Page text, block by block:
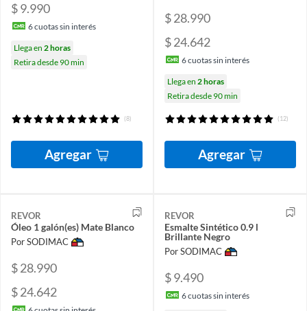
$ 9.990
6cuotas sin interés
Llega en 2 horas
Retira desde 90 min
(8)
Agregar
$ 28.990
$ 24.642
6cuotas sin interés
Llega en 2 horas
Retira desde 90 min
(12)
Agregar
REVOR
Óleo 1 galón(es) Mate Blanco
Por SODIMAC
$ 28.990
$ 24.642
REVOR
Esmalte Sintético 0.9 l
Brillante Negro
Por SODIMAC
$ 9.490
6cuotas sin interés